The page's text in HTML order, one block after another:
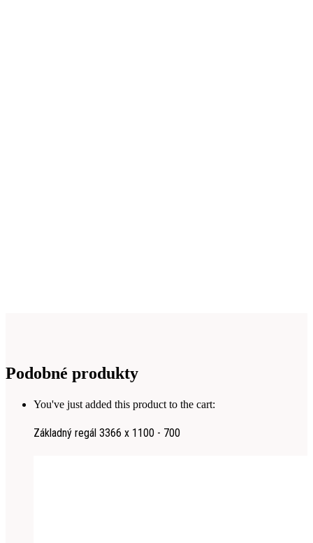
Podobné produkty
You've just added this product to the cart:
Základný regál 3366 x 1100 - 700